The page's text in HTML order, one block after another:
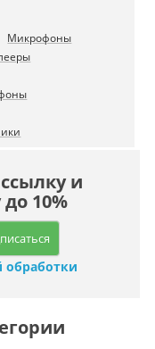
Микрофоны
и
10%
обработки